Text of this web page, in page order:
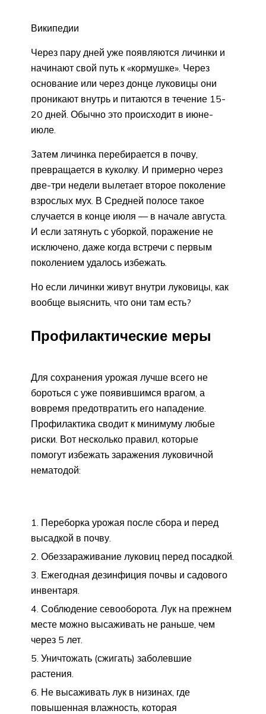
Википедии
Через пару дней уже появляются личинки и
начинают свой путь к «кормушке». Через
основание или через донце луковицы они
проникают внутрь и питаются в течение 15-
20 дней. Обычно это происходит в июне-
июле.
Затем личинка перебирается в почву,
превращается в куколку. И примерно через
две-три недели вылетает второе поколение
взрослых мух. В Средней полосе такое
случается в конце июля — в начале августа.
И если затянуть с уборкой, поражение не
исключено, даже когда встречи с первым
поколением удалось избежать.
Но если личинки живут внутри луковицы, как
вообще выяснить, что они там есть?
Профилактические меры
Для сохранения урожая лучше всего не
бороться с уже появившимся врагом, а
вовремя предотвратить его нападение.
Профилактика сводит к минимуму любые
риски. Вот несколько правил, которые
помогут избежать заражения луковичной
нематодой:
Переборка урожая после сбора и перед
высадкой в почву.
Обеззараживание луковиц перед посадкой.
Ежегодная дезинфиция почвы и садового
инвентаря.
Соблюдение севооборота. Лук на прежнем
месте можно высаживать не раньше, чем
через 5 лет.
Уничтожать (сжигать) заболевшие
растения.
Не высаживать лук в низинах, где
повышенная влажность, которая